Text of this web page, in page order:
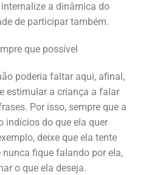
a dinâmica do
de participar também.
que possível
poderia faltar aqui, afinal,
estimular a criança a falar
Por isso, sempre que a
indícios do que ela quer
deixe que ela tente
fique falando por ela,
o que ela deseja.